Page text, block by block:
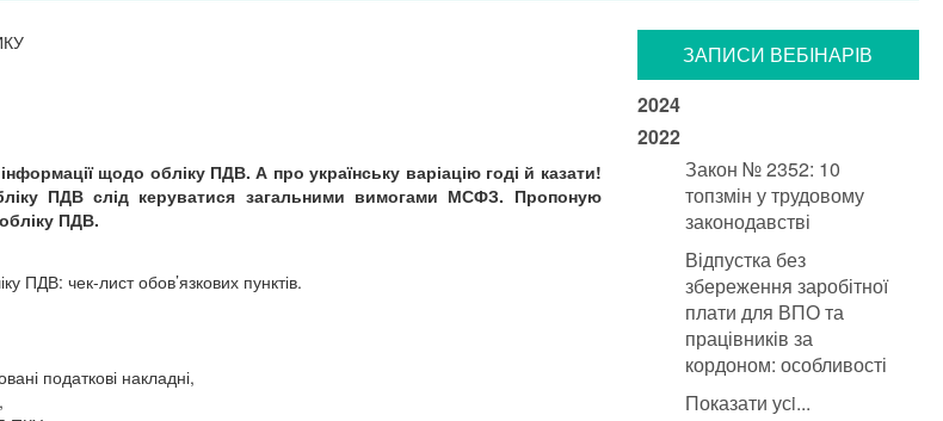
щодо обліку ПДВ. А про українську варіацію годі й казати!
ПДВ слід керуватися загальними вимогами МСФЗ. Пропоную
ПДВ.
ПДВ: чек-лист обов’язкових пунктів.
податкові накладні,
ЗАПИСИ ВЕБIНАРIВ
2024
2022
Закон № 2352: 10
топзмін у трудовому
законодавстві
Відпустка без
збереження заробітної
плати для ВПО та
працівників за
кордоном: особливості
Показати усi...